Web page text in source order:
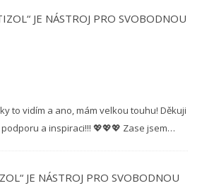
JE NÁSTROJ PRO SVOBODNOU
to vidím a ano, mám velkou touhu! Děkuji
a inspiraci!!! 💖💖💖 Zase jsem…
JE NÁSTROJ PRO SVOBODNOU